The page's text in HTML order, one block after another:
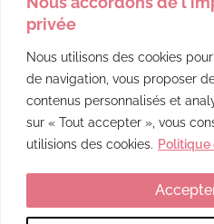
privée
Nous utilisons des cookies
de navigation, vous proposer
contenus personnalisés et
sur « Tout accepter », vous
utilisions des cookies. Politique
POLITIQUE DE REMBOURSEMENT
POLITIQUE DE CONFIDENTIALITÉ
MENTIONS LÉGALES